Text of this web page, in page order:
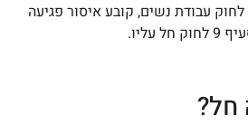
כי סעיף 9(א) לחוק עבודת נשים, קובע איסור פגיעה
חל?